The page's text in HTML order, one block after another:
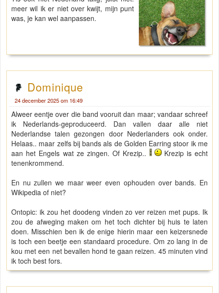
meer wil ik er niet over kwijt, mijn punt
was, je kan wel aanpassen.
Dominique
24 december 2025 om 16:49
Alweer eentje over die band vooruit dan maar; vandaar schreef
ik Nederlands-geproduceerd. Dan vallen daar alle niet
Nederlandse talen gezongen door Nederlanders ook onder.
Helaas.. maar zelfs bij bands als de Golden Earring stoor ik me
aan het Engels wat ze zingen. Of Krezip..
Krezip is echt
tenenkrommend.
En nu zullen we maar weer even ophouden over bands. En
Wikipedia of niet?
Ontopic: ik zou het doodeng vinden zo ver reizen met pups. Ik
zou de afweging maken om het toch dichter bij huis te laten
doen. Misschien ben ik de enige hierin maar een keizersnede
is toch een beetje een standaard procedure. Om zo lang in de
kou met een net bevallen hond te gaan reizen. 45 minuten vind
ik toch best fors.